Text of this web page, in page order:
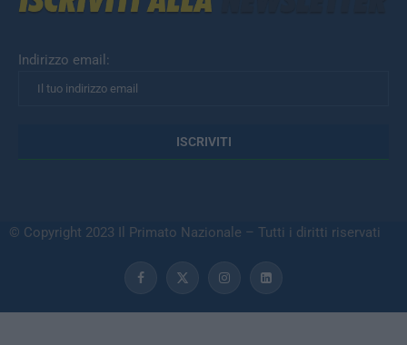
Indirizzo email:
© Copyright 2023 Il Primato Nazionale – Tutti i diritti riservati